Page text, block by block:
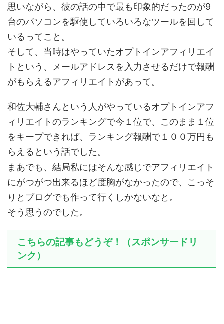
思いながら、彼の話の中で最も印象的だったのが9
台のパソコンを駆使していろいろなツールを回して
いるってこと。
そして、当時はやっていたオプトインアフィリエイ
トという、メールアドレスを入力させるだけで報酬
がもらえるアフィリエイトがあって。
和佐大輔さんという人がやっているオプトインアフ
ィリエイトのランキングで今１位で、このまま１位
をキープできれば、ランキング報酬で１００万円も
らえるという話でした。
まあでも、結局私にはそんな感じでアフィリエイト
にがつがつ出来るほど度胸がなかったので、こっそ
りとブログでも作って行くしかないなと。
そう思うのでした。
こちらの記事もどうぞ！（スポンサードリ
ンク）